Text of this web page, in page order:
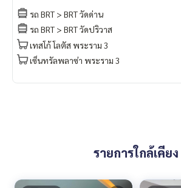
WhatsApp :
+66 82 269 6289
โทร 092-628-9945 Baimint
Call 082-269-6289Mo for EN/TH
รถ BRT > BRT วัดด่าน
รถ BRT > BRT วัดปริวาส
เทสโก้ โลตัส พระราม 3
เซ็นทรัลพลาซ่า พระราม 3
รายการใกล้เคียง